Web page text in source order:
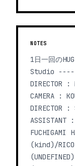
NOTES
1日一回の
Studio -----
DIRECTOR :
CAMERA :
DIRECTOR :
ASSISTANT
FUCHIGAMI
(kind)/RICO